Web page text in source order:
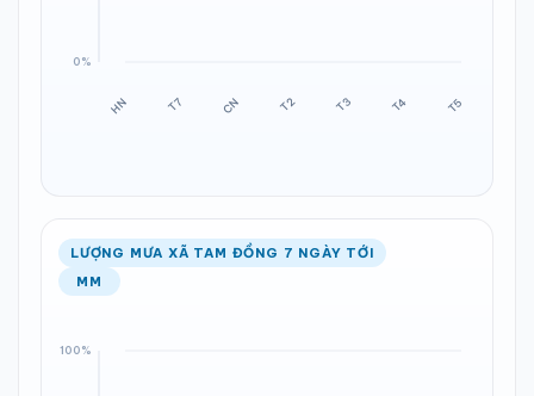
LƯỢNG MƯA XÃ TAM ĐỒNG 7 NGÀY TỚI
MM